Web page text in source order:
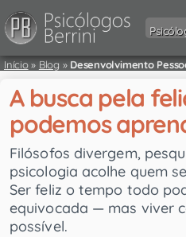
Início» Blog» Desenvolvimento
A busca pela
podemos
Filósofos divergem,
psicologia acolhe quem
Ser feliz o tempo todo
equivocada — mas viver
possível.